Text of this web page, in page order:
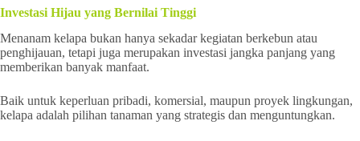
Investasi Hijau yang Bernilai Tinggi
Menanam kelapa bukan hanya sekadar kegiatan berkebun atau
penghijauan, tetapi juga merupakan investasi jangka panjang yang
memberikan banyak manfaat.
Baik untuk keperluan pribadi, komersial, maupun proyek lingkungan,
kelapa adalah pilihan tanaman yang strategis dan menguntungkan.